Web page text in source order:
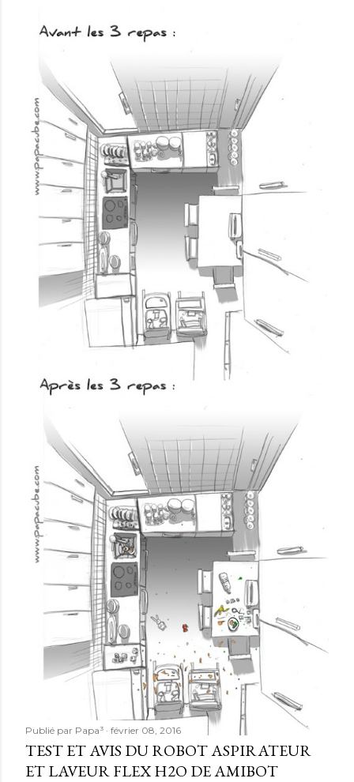
Publié par Papa³ février 08, 2016
TEST ET AVIS DU ROBOT ASPIRATEUR
ET LAVEUR FLEX H2O DE AMIBOT